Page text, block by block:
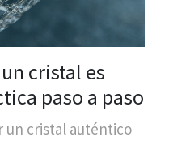
cristal es
paso a paso
un cristal auténtico